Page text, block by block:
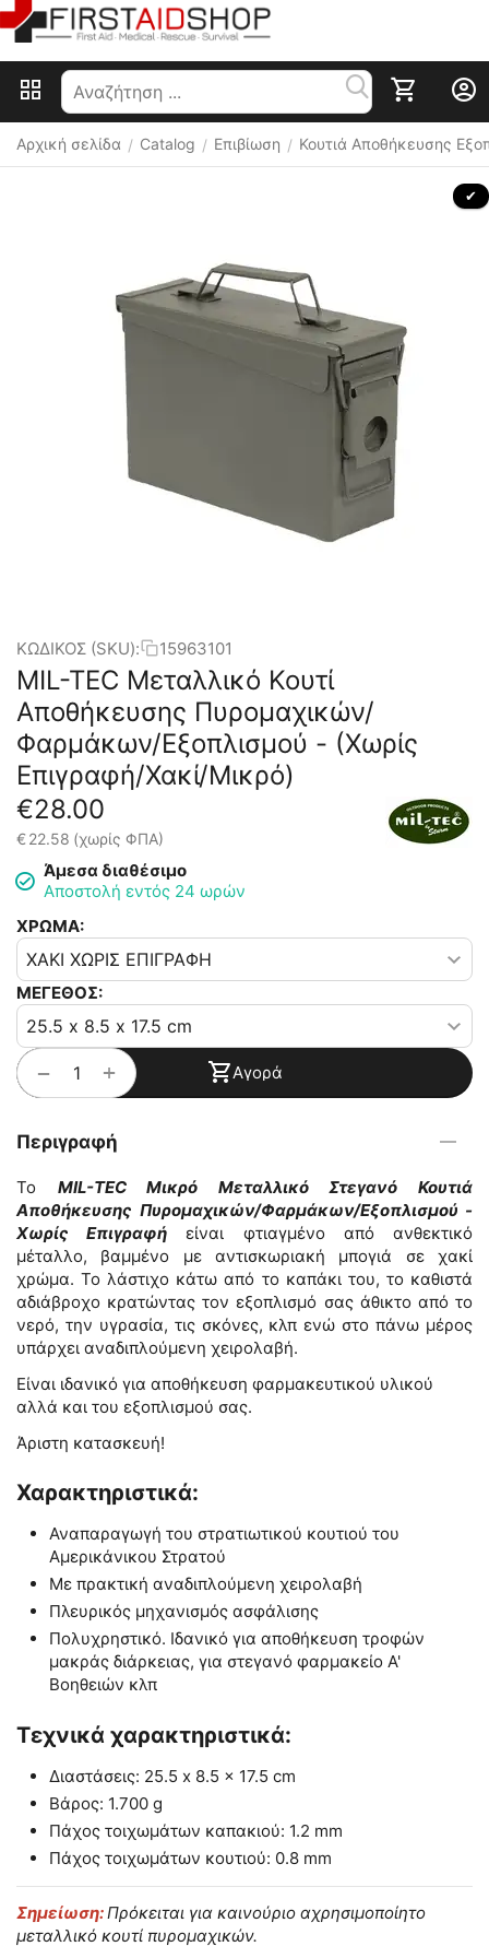
Αρχική σελίδα / Catalog / Επιβίωση / Κουτιά Αποθήκευσης
✔
ΚΩΔΙΚΟΣ (SKU): 15963101
MIL-TEC Μεταλλικό Κουτί
Αποθήκευσης Πυρομαχικών/
Φαρμάκων/Εξοπλισμού - (Χωρίς
Επιγραφή/Χακί/Μικρό)
€28.00
€22.58 (χωρίς ΦΠΑ)
Άμεσα διαθέσιμο
Αποστολή εντός 24 ωρών
ΧΡΩΜΑ:
ΜΕΓΕΘΟΣ:
+
− Αγορά
Περιγραφή
Το MIL-TEC Μικρό Μεταλλικό Στεγανό Κουτιά
Αποθήκευσης Πυρομαχικών/Φαρμάκων/Εξοπλισμού -
Χωρίς Επιγραφή είναι φτιαγμένο από ανθεκτικό
μέταλλο, βαμμένο με αντισκωριακή μπογιά σε χακί
χρώμα. Το λάστιχο κάτω από το καπάκι του, το καθιστά
αδιάβροχο κρατώντας τον εξοπλισμό σας άθικτο από το
νερό, την υγρασία, τις σκόνες, κλπ ενώ στο πάνω μέρος
υπάρχει αναδιπλούμενη χειρολαβή.
Είναι ιδανικό για αποθήκευση φαρμακευτικού υλικού
αλλά και του εξοπλισμού σας.
Άριστη κατασκευή!
Χαρακτηριστικά:
Αναπαραγωγή του στρατιωτικού κουτιού του
Αμερικάνικου Στρατού
Με πρακτική αναδιπλούμενη χειρολαβή
Πλευρικός μηχανισμός ασφάλισης
Πολυχρηστικό. Ιδανικό για αποθήκευση τροφών
μακράς διάρκειας, για στεγανό φαρμακείο Α'
Βοηθειών κλπ
Τεχνικά χαρακτηριστικά:
Διαστάσεις: 25.5 x 8.5 x 17.5 cm
Βάρος: 1.700 g
Πάχος τοιχωμάτων καπακιού: 1.2 mm
Πάχος τοιχωμάτων κουτιού: 0.8 mm
Σημείωση:Πρόκειται για καινούριο αχρησιμοποίητο
μεταλλικό κουτί πυρομαχικών.